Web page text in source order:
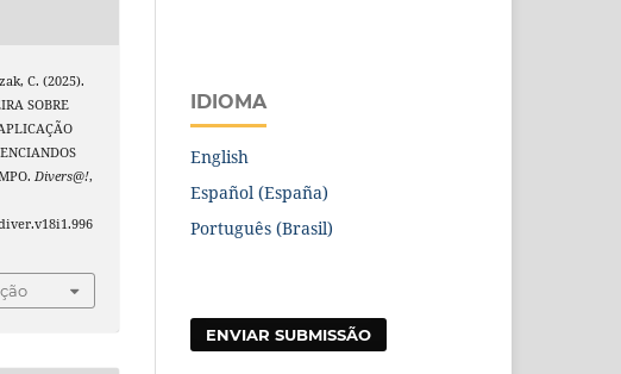
C. (2025).
SOBRE
Divers@!,
IDIOMA
English
Español (España)
Português (Brasil)
ENVIAR SUBMISSÃO